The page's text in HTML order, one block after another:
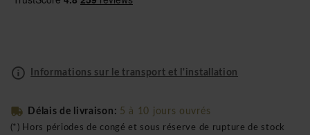
Informations sur le transport et l'installation
Délais de livraison: 5 à 10 jours ouvrés
(*) Hors périodes de congé et sous réserve de rupture de stock